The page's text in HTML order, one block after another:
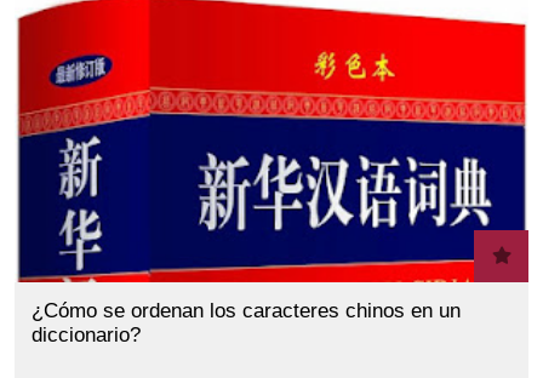
¿Cómo se ordenan los caracteres chinos en un
diccionario?